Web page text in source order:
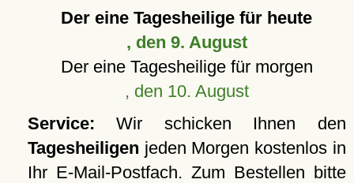
Der eine Tagesheilige für heute
, den 9. August
Der eine Tagesheilige für morgen
, den 10. August
Service: Wir schicken Ihnen den
Tagesheiligen jeden Morgen kostenlos in
Ihr E-Mail-Postfach. Zum Bestellen bitte